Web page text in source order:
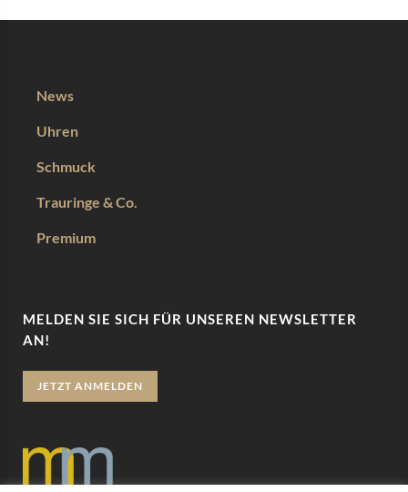
News
Uhren
Schmuck
Trauringe & Co.
Premium
MELDEN SIE SICH FÜR UNSEREN NEWSLETTER
AN!
JETZT ANMELDEN